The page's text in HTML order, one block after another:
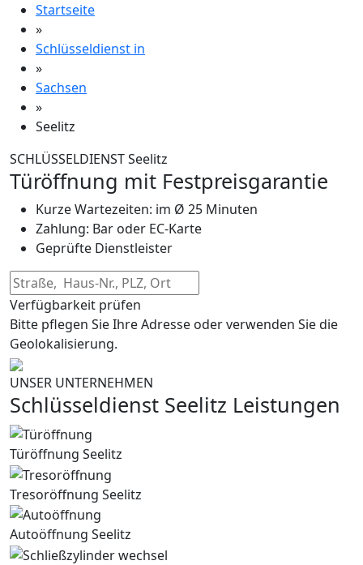
Startseite
»
Schlüsseldienst in
»
Sachsen
»
Seelitz
SCHLÜSSELDIENST Seelitz
Türöffnung mit Festpreisgarantie
Kurze Wartezeiten: im Ø 25 Minuten
Zahlung: Bar oder EC-Karte
Geprüfte Dienstleister
Verfügbarkeit prüfen
Bitte pflegen Sie Ihre Adresse oder verwenden Sie die
Geolokalisierung.
UNSER UNTERNEHMEN
Schlüsseldienst Seelitz Leistungen
Türöffnung Seelitz
Tresoröffnung Seelitz
Autoöffnung Seelitz